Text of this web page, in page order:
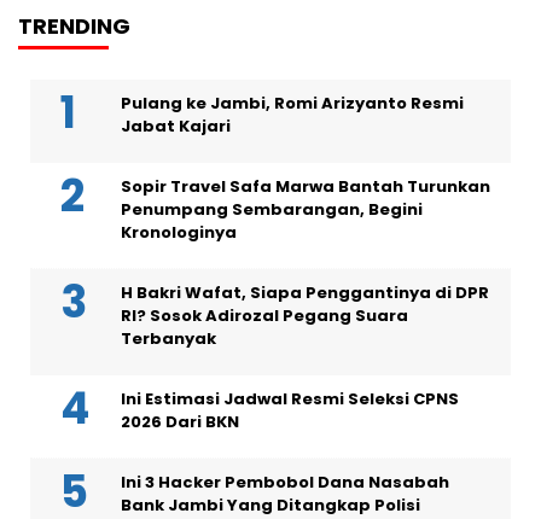
TRENDING
Pulang ke Jambi, Romi Arizyanto Resmi
Jabat Kajari
Sopir Travel Safa Marwa Bantah Turunkan
Penumpang Sembarangan, Begini
Kronologinya
H Bakri Wafat, Siapa Penggantinya di DPR
RI? Sosok Adirozal Pegang Suara
Terbanyak
Ini Estimasi Jadwal Resmi Seleksi CPNS
2026 Dari BKN
Ini 3 Hacker Pembobol Dana Nasabah
Bank Jambi Yang Ditangkap Polisi